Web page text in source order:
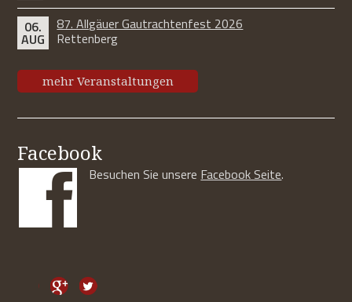
06.
AUG
87. Allgäuer Gautrachtenfest 2026
Rettenberg
mehr Veranstaltungen
Facebook
Besuchen Sie unsere Facebook Seite.